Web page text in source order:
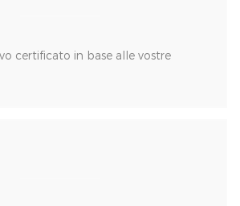
certificato in base alle vostre